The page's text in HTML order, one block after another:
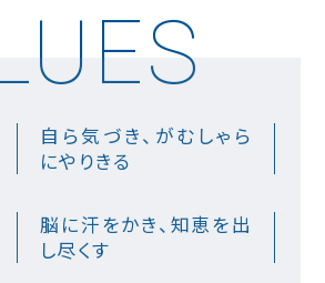
自ら気づき、がむしゃら
にやりきる
脳に汗をかき、知恵を出
し尽くす